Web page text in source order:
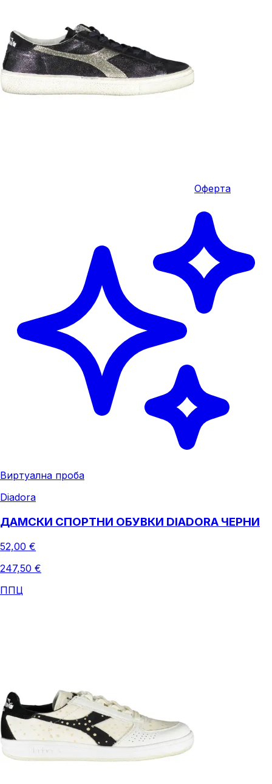
Оферта
Виртуална проба
Diadora
ДАМСКИ СПОРТНИ ОБУВКИ DIADORA ЧЕРНИ
52,00 €
247,50 €
ППЦ